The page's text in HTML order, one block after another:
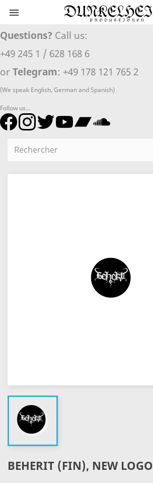

Questions? Call us:
+49 245 1 / 628 168 6
or Telegram: +49 178 121 765 2
(We speak English, German and Spanish)
Follow us...
BEHERIT (FIN), NEW LOGO